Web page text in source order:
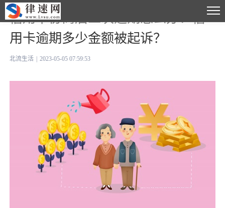
信用卡协商后二次逾期怎么办？信
用卡逾期多少金额被起诉？
北流生活 2023-05-05 07:59:53